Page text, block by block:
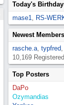
Today's
mase1, RS-
Newest Members
rasche.a, typfred
10,169
Top Posters
DaPo
Ozymandias